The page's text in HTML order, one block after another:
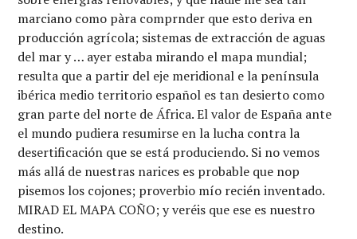
marciano como pàra comprnder que esto deriva en
producción agrícola; sistemas de extracción de aguas
del mar y … ayer estaba mirando el mapa mundial;
resulta que a partir del eje meridional e la península
ibérica medio territorio español es tan desierto como
gran parte del norte de África. El valor de España ante
el mundo pudiera resumirse en la lucha contra la
desertificación que se está produciendo. Si no vemos
más allá de nuestras narices es probable que nop
pisemos los cojones; proverbio mío recién inventado.
MIRAD EL MAPA COÑO; y veréis que ese es nuestro
destino.